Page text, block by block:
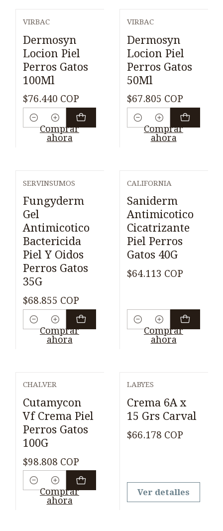
VIRBAC
Dermosyn
Locion Piel
Perros Gatos
100Ml
$76.440 COP
Cantidad
Comprar
ahora
VIRBAC
Dermosyn
Locion Piel
Perros Gatos
50Ml
$67.805 COP
Cantidad
Comprar
ahora
SERVINSUMOS
Fungyderm
Gel
Antimicotico
Bactericida
Piel Y Oidos
Perros Gatos
35G
$68.855 COP
Cantidad
Comprar
ahora
CALIFORNIA
Saniderm
Antimicotico
Cicatrizante
Piel Perros
Gatos 40G
$64.113 COP
Cantidad
Comprar
ahora
CHALVER
Cutamycon
Vf Crema Piel
Perros Gatos
100G
$98.808 COP
Cantidad
Comprar
ahora
LABYES
Crema 6A x
15 Grs Carval
$66.178 COP
Ver detalles